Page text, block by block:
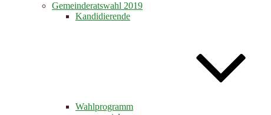
Gemeinderatswahl 2019
Kandidierende
Wahlprogramm